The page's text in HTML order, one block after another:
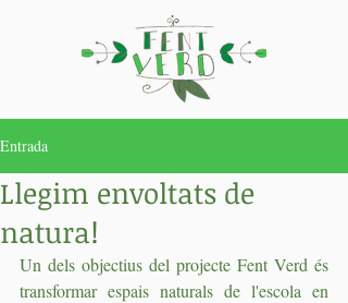
Entrada
Llegim envoltats de
natura!
Un dels objectius del projecte Fent Verd és
transformar espais naturals de l'escola en